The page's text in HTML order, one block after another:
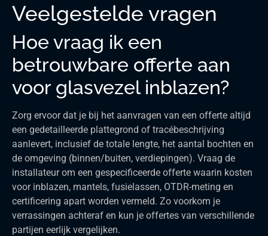
Veelgestelde vragen
Hoe vraag ik een
betrouwbare offerte aan
voor glasvezel inblazen?
Zorg ervoor dat je bij het aanvragen van een offerte altijd
een gedetailleerde plattegrond of tracébeschrijving
aanlevert, inclusief de totale lengte, het aantal bochten en
de omgeving (binnen/buiten, verdiepingen). Vraag de
installateur om een gespecificeerde offerte waarin kosten
voor inblazen, mantels, fusielassen, OTDR-meting en
certificering apart worden vermeld. Zo voorkom je
verrassingen achteraf en kun je offertes van verschillende
partijen eerlijk vergelijken.